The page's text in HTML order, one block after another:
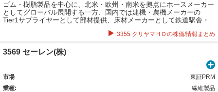
ゴム・樹脂製品を中心に、北米・欧州・南米を拠点にホースメーカー
としてグローバル展開する一方、国内では建機・農機メーカーの
Tier1サプライヤーとして部材提供、床材メーカーとして鉄道駅舎・
ル「MONTURA」の販売と多角的に事業を展開。3355 クリヤマＨＤの株価/情報まとめ
3569 セーレン(株)
市場
東証PRM
業種:
繊維製品